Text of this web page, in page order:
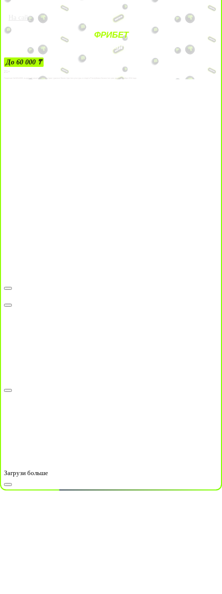
На сайт
ФРИБЕТ
ЗА ДЕПОЗИТЫ
До 60 000 ₸
21+
Лицензии №24514359, выданной комитетом индустрии туризма Министерства культуры и спорта Республики Казахстан срок до 27 сентября 2034 года.
Загрузи больше